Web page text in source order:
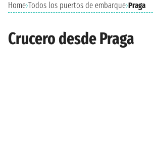
Home›Todos los puertos de embarque›Praga
Crucero desde Praga